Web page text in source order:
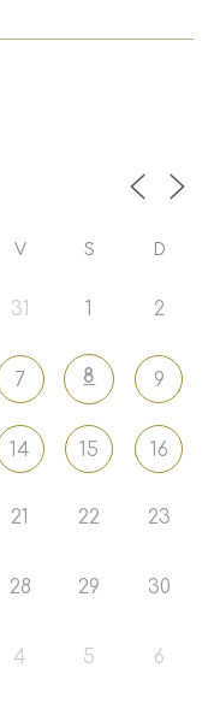
V S D
31 1 2
7 8 9
14 15 16
21 22 23
28 29 30
4 5 6